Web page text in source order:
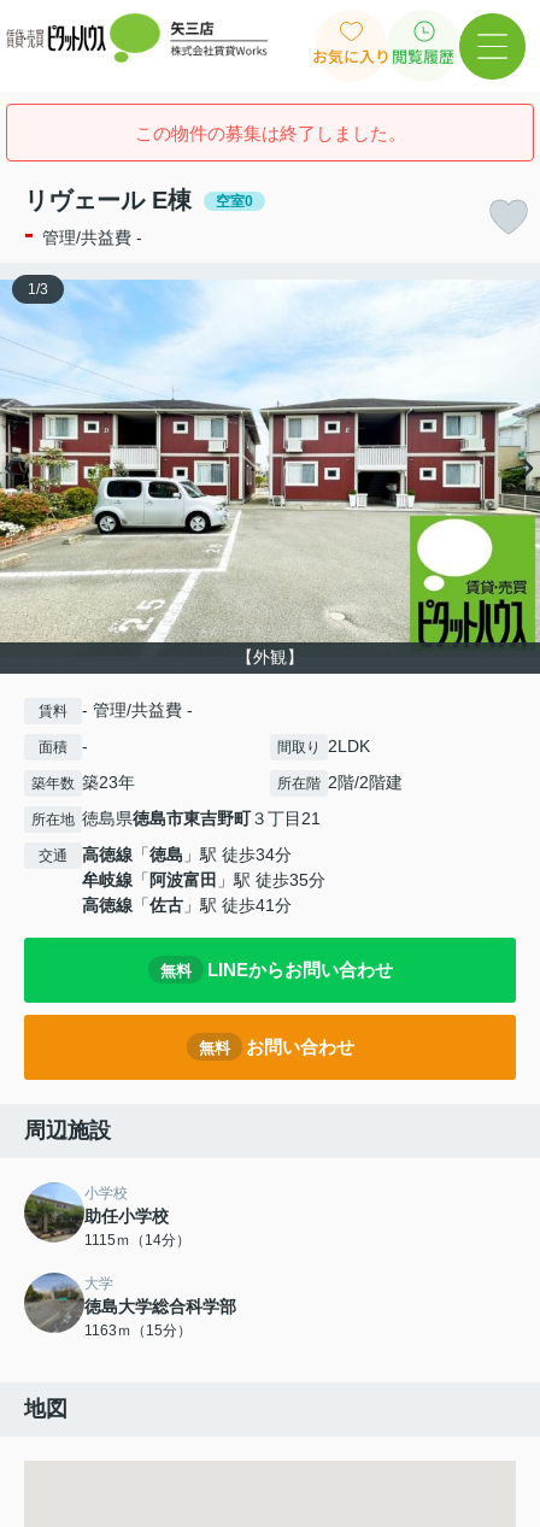
お気に入り 閲覧履歴
この物件の募集は終了しました。
リヴェール E棟 空室0
- 管理/共益費 -
【外観】
1/3
賃料 - 管理/共益費 -
面積 - 間取り 2LDK
築年数 築23年 所在階 2階/2階建
所在地 徳島県徳島市東吉野町３丁目21
交通 高徳線 「徳島 」駅 徒歩34分
牟岐線 「 阿波富田 」駅 徒歩35分
高徳線 「佐古 」駅 徒歩41分
無料 LINEからお問い合わせ
無料 お問い合わせ
周辺施設
小学校
助任小学校
1115ｍ（14分）
大学
徳島大学総合科学部
1163ｍ（15分）
地図